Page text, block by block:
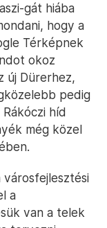
gát hiába
hogy a
Térképnek
okoz
új Dürerhez,
pedig
híd
még közel
a
van a telek